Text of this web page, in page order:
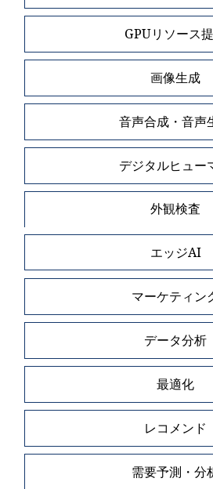
GPUリソース
画像生成
音声合成・音声
デジタルヒュー
外観検査
エッジAI
マーケティン
データ分析
最適化
レコメンド
需要予測・分